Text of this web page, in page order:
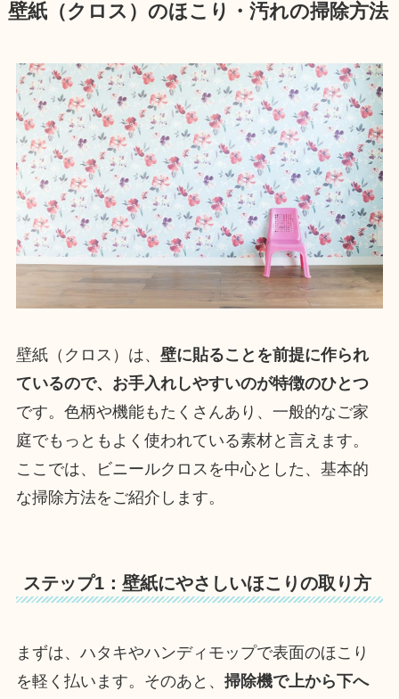
壁紙（クロス）のほこり・汚れの掃除方法
壁紙（クロス）は、 壁に貼ることを前提に作られ
ているので、お手入れしやすいのが特徴のひとつ
です。色柄や機能もたくさんあり、一般的なご家
庭でもっともよく使われている素材と言えます。
ここでは、ビニールクロスを中心とした、基本的
な掃除方法をご紹介します。
ステップ1：壁紙にやさしいほこりの取り方
まずは、ハタキやハンディモップで表面のほこり
を軽く払います。そのあと、 掃除機で上から下へ